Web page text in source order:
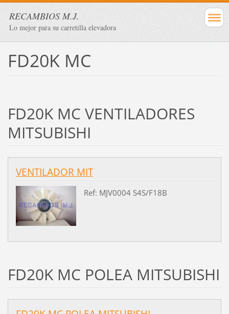
RECAMBIOS M.J.
Lo mejor para su carretilla elevadora
FD20K MC
FD20K MC VENTILADORES
MITSUBISHI
VENTILADOR MIT
Ref: MJV0004 S4S/F18B
FD20K MC POLEA MITSUBISHI